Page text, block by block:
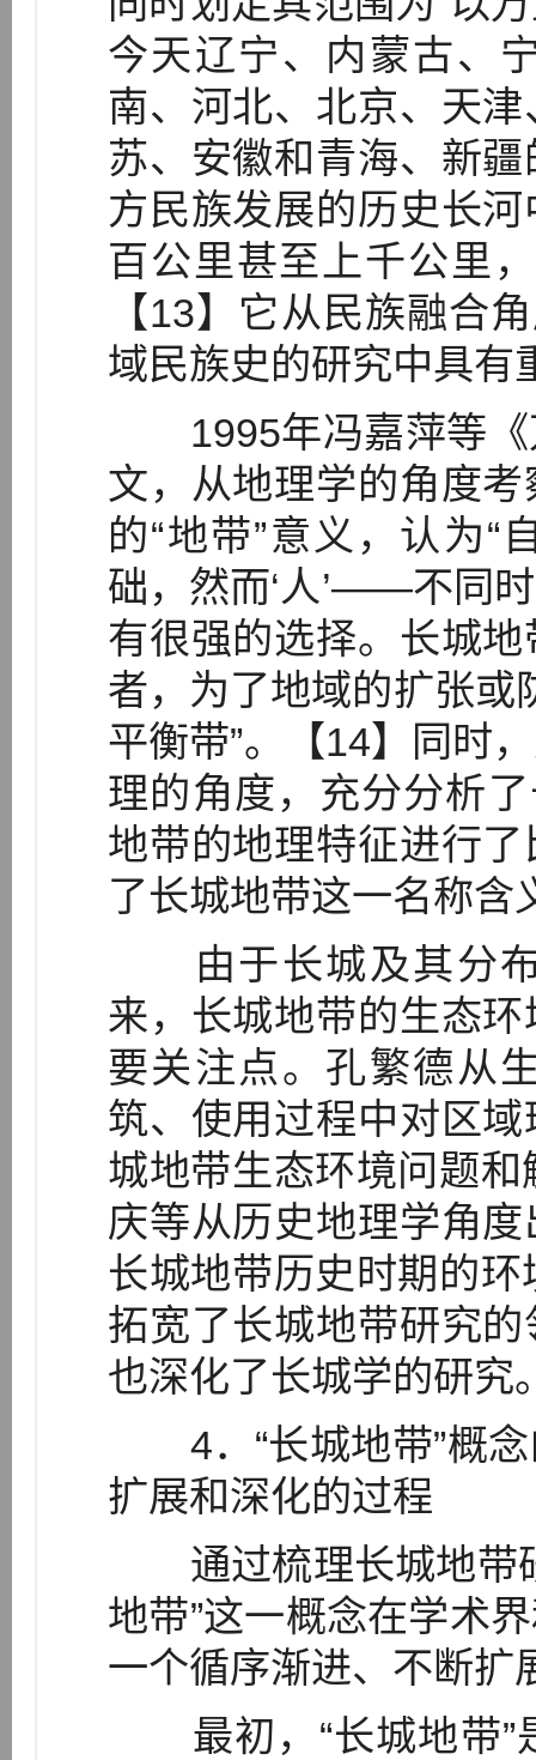
今天辽宁、内蒙古、
南、河北、北京、天
苏、安徽和青海、新
方民族发展的历史长
百公里甚至上千公里
【13】它从民族融合
域民族史的研究中具有
1995年冯嘉萍等《
文，从地理学的角度
的“地带”意义，认为
础，然而‘人’——不同
有很强的选择。长城
者，为了地域的扩张或
平衡带”。【14】同时
理的角度，充分分析
地带的地理特征进行
了长城地带这一名称含
由于长城及其分布
来，长城地带的生态
要关注点。孔繁德从
筑、使用过程中对区
城地带生态环境问题
庆等从历史地理学角
长城地带历史时期的
拓宽了长城地带研究
也深化了长城学的研究
4．“长城地带”概念
扩展和深化的过程
通过梳理长城地带
地带”这一概念在学术
一个循序渐进、不断扩
最初，“长城地带”